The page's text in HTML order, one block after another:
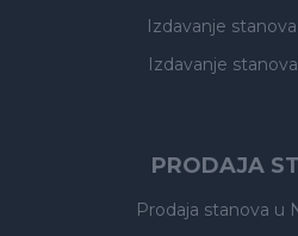
Izdavanje stanova
Izdavanje stanova
PRODAJA
Prodaja stanova u